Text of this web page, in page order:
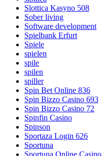
Slottica Kasyno 508
Sober living
Software development
Spielbank Erfurt
Spiele
spielen
spile
spilen
spiller
Spin Bet Online 836
Spin Bizzo Casino 693
Spin Bizzo Casino 72
Spinfin Casino
Spinson
Sportaza Login 626
Sportuna